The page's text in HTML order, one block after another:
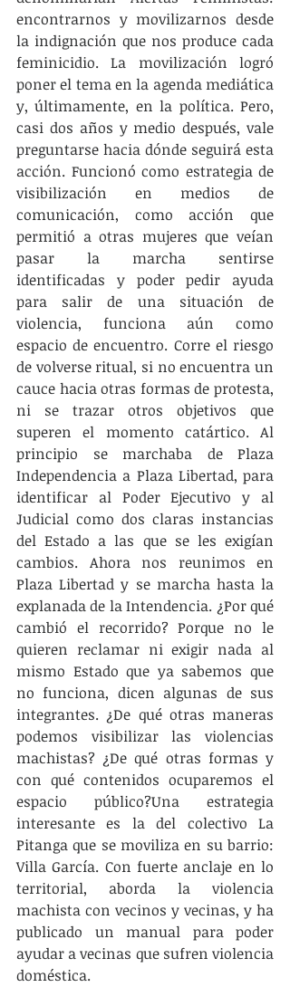
encontrarnos y movilizarnos desde
la indignación que nos produce cada
feminicidio. La movilización logró
poner el tema en la agenda mediática
y, últimamente, en la política. Pero,
casi dos años y medio después, vale
preguntarse hacia dónde seguirá esta
acción. Funcionó como estrategia de
visibilización en medios de
comunicación, como acción que
permitió a otras mujeres que veían
pasar la marcha sentirse
identificadas y poder pedir ayuda
para salir de una situación de
violencia, funciona aún como
espacio de encuentro. Corre el riesgo
de volverse ritual, si no encuentra un
cauce hacia otras formas de protesta,
ni se trazar otros objetivos que
superen el momento catártico. Al
principio se marchaba de Plaza
Independencia a Plaza Libertad, para
identificar al Poder Ejecutivo y al
Judicial como dos claras instancias
del Estado a las que se les exigían
cambios. Ahora nos reunimos en
Plaza Libertad y se marcha hasta la
explanada de la Intendencia. ¿Por qué
cambió el recorrido? Porque no le
quieren reclamar ni exigir nada al
mismo Estado que ya sabemos que
no funciona, dicen algunas de sus
integrantes. ¿De qué otras maneras
podemos visibilizar las violencias
machistas? ¿De qué otras formas y
con qué contenidos ocuparemos el
espacio público?Una estrategia
interesante es la del colectivo La
Pitanga que se moviliza en su barrio:
Villa García. Con fuerte anclaje en lo
territorial, aborda la violencia
machista con vecinos y vecinas, y ha
publicado un manual para poder
ayudar a vecinas que sufren violencia
doméstica.